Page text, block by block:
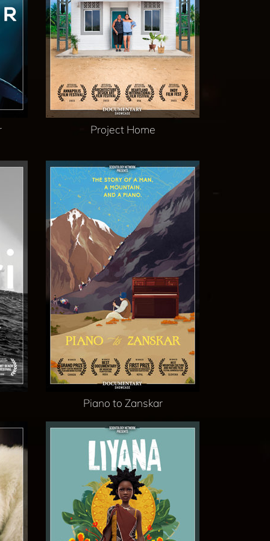
Project Home
Piano to Zanskar